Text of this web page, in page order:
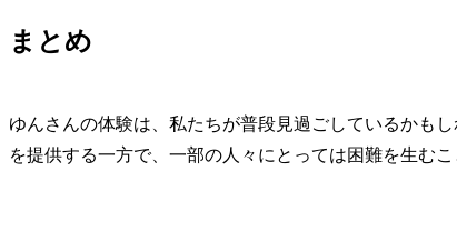
まとめ
ゆんさんの体験は、私たちが普段見過ごしているかも
を提供する一方で、一部の人々にとっては困難を生む